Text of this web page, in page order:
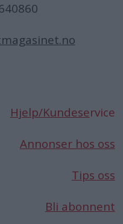
Hjelp/Kundeservice
Annonser hos oss
Tips oss
Bli abonnent